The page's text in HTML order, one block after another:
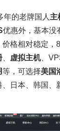
年的老牌国人 主
优惠外，基本没
格相对稳定，
虚拟主机、
等，可选择美国
日本、韩国、